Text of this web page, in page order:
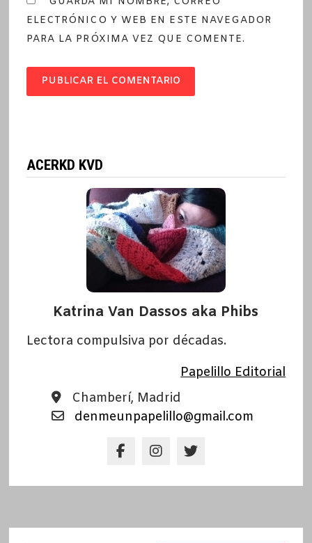
ELECTRÓNICO Y WEB EN ESTE NAVEGADOR
PARA LA PRÓXIMA VEZ QUE COMENTE.
ACERKD KVD
Katrina Van Dassos aka Phibs
Lectora compulsiva por décadas.
Papelillo Editorial
Chamberí, Madrid
denmeunpapelillo@gmail.com